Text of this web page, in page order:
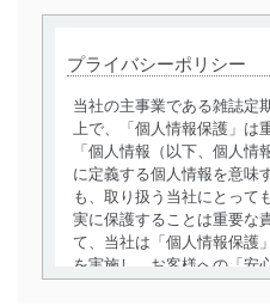
プライバシーポリシー
当社の主事業である雑誌定
上で、「個人情報保護」は
「個人情報（以下、個人情
に定義する個人情報を意味
も、取り扱う当社にとって
実に保護することは重要な
て、当社は「個人情報保護
を実施し、お客様への「安